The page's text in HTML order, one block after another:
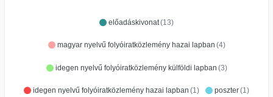
előadáskivonat(13)
magyar nyelvű folyóiratközlemény hazai lapban (4)
idegen nyelvű folyóiratközlemény külföldi lapban (3)
idegen nyelvű folyóiratközlemény hazai lapban (1) poszter(1)